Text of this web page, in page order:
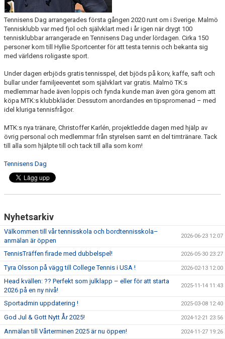
Tennisens Dag arrangerades första gången 2020 runt om i Sverige. Malmö
Tennisklubb var med fjol och självklart med i år igen när drygt 100
tennisklubbar arrangerade en Tennisens Dag under lördagen. Cirka 150
personer kom till Hyllie Sportcenter för att testa tennis och bekanta sig
med världens roligaste sport.
Under dagen erbjöds gratis tennisspel, det bjöds på korv, kaffe, saft och
bullar under familjeeventet som självklart var gratis. Malmö TK:s
medlemmar hade även loppis och fynda kunde man även göra genom att
köpa MTK:s klubbkläder. Dessutom anordandes en tipspromenad – med
idel kluriga tennisfrågor.
MTK:s nya tränare, Christoffer Karlén, projektledde dagen med hjälp av
övrig personal och medlemmar från styrelsen samt en del timtränare. Tack
till alla som hjälpte till och tack till alla som kom!
Tennisens Dag
Nyhetsarkiv
Välkommen till vår tennisskola och bordtennisskola–
anmälan är öppen
2026-06-23 12:07
TennisTräffen firade med dubbelspel! 2026-05-30 23:27
Tyra Olsson på vägg till College Tennis i USA ! 2026-02-13 12:00
Head kvällen: ?? Perfekt som julklapp – eller för att starta
2026 på en ny nivå!
2025-11-14 11:43
Sportadmin uppdatering ! 2025-03-08 12:40
God Jul & Gott Nytt År 2025! 2024-12-21 23:56
Anmälan till Vårterminen 2025 är nu öppen! 2024-11-27 19:26